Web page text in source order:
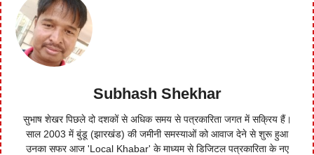
Subhash Shekhar
सुभाष शेखर पिछले दो दशकों से अधिक समय से पत्रकारिता जगत में सक्रिय हैं।
साल 2003 में बुंडू (झारखंड) की जमीनी समस्याओं को आवाज देने से शुरू हुआ
उनका सफर आज 'Local Khabar' के माध्यम से डिजिटल पत्रकारिता के नए